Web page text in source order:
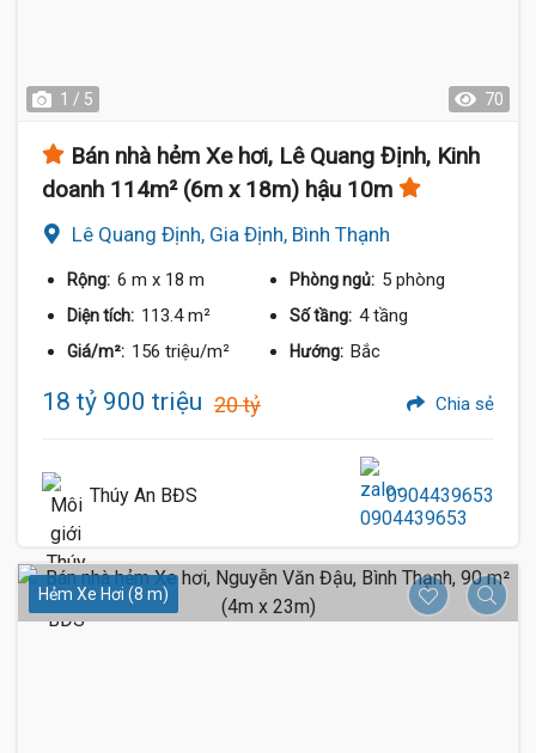
1 / 5 70
Bán nhà hẻm Xe hơi, Lê Quang Định, Kinh
doanh 114m² (6m x 18m) hậu 10m
Lê Quang Định, Gia Định, Bình Thạnh
Rộng: 6 m x 18 m Phòng ngủ: 5 phòng
Diện tích: 113.4 m² Số tầng: 4 tầng
Giá/m²: 156 triệu/m² Hướng: Bắc
18 tỷ 900 triệu 20 tỷ Chia sẻ
Thúy An BĐS 0904439653
Hẻm Xe Hơi (8 m)